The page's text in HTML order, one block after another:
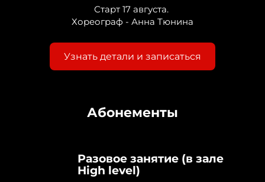
Старт 17 августа.
Хореограф - Анна Тюнина
Узнать детали и записаться
Абонементы
Разовое занятие (в зале
High level)